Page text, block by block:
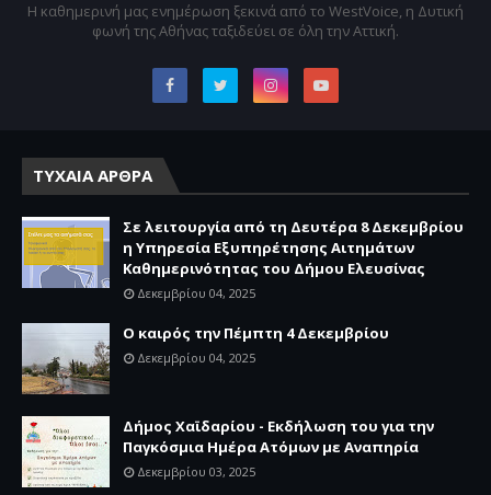
Η καθημερινή μας ενημέρωση ξεκινά από το WestVoice, η Δυτική
φωνή της Αθήνας ταξιδεύει σε όλη την Αττική.
ΤΥΧΑΙΑ ΑΡΘΡΑ
Σε λειτουργία από τη Δευτέρα 8 Δεκεμβρίου
η Υπηρεσία Εξυπηρέτησης Αιτημάτων
Καθημερινότητας του Δήμου Ελευσίνας
Δεκεμβρίου 04, 2025
Ο καιρός την Πέμπτη 4 Δεκεμβρίου
Δεκεμβρίου 04, 2025
Δήμος Χαϊδαρίου - Εκδήλωση του για την
Παγκόσμια Ημέρα Ατόμων με Αναπηρία
Δεκεμβρίου 03, 2025